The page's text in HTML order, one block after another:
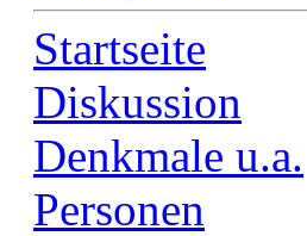
Startseite
Diskussion
Denkmale u.a.
Personen